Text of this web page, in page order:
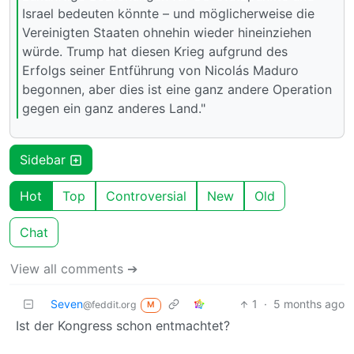
Israel bedeuten könnte – und möglicherweise die
Vereinigten Staaten ohnehin wieder hineinziehen
würde. Trump hat diesen Krieg aufgrund des
Erfolgs seiner Entführung von Nicolás Maduro
begonnen, aber dies ist eine ganz andere Operation
gegen ein ganz anderes Land."
Sidebar
Hot Top Controversial New Old
Chat
View all comments ➔
Seven@feddit.org M 1 · 5 months ago
Ist der Kongress schon entmachtet?